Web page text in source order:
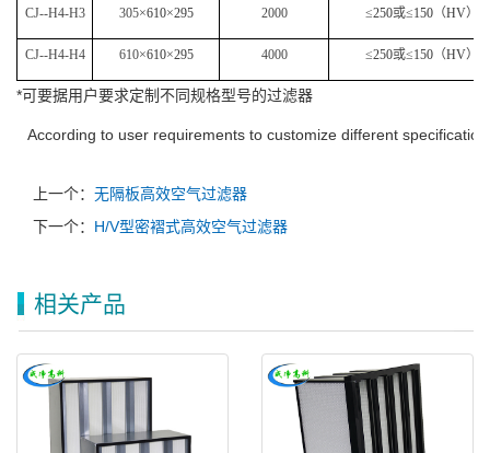
CJ--H4-H3 305×610×295 2000 ≤250或≤150 （HV）
CJ--H4-H4 610×610×295 4000 ≤250或≤150 （HV）
*可要据用户要求定制不同规格型号的过滤器
According to user requirements to customize different
上一个： 无隔板高效空气过滤器
下一个： H/V型密褶式高效空气过滤器
相关产品